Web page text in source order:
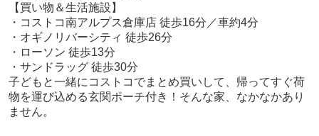
【買い物＆生活施設】
・コストコ南アルプス倉庫店 徒歩16分／車約4分
・オギノリバーシティ 徒歩26分
・ローソン 徒歩13分
・サンドラッグ 徒歩30分
子どもと一緒にコストコでまとめ買いして、帰ってすぐ荷
物を運び込める玄関ポーチ付き！そんな家、なかなかあり
ません。